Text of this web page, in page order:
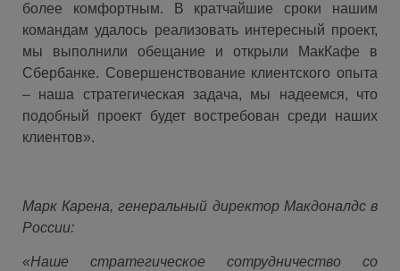
более комфортным. В кратчайшие сроки нашим
командам удалось реализовать интересный проект,
мы выполнили обещание и открыли МакКафе в
Сбербанке. Совершенствование клиентского опыта
– наша стратегическая задача, мы надеемся, что
подобный проект будет востребован среди наших
клиентов».
Марк Карена, генеральный директор Макдоналдс в
России:
«Наше стратегическое сотрудничество со